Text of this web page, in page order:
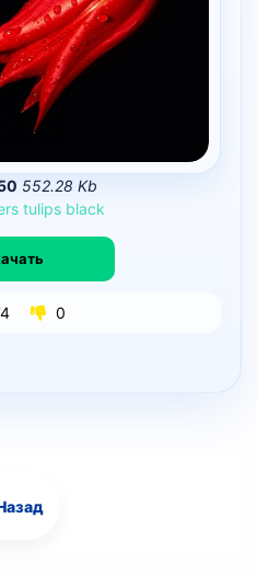
552.28 Kb
tulips black
0
Навигация